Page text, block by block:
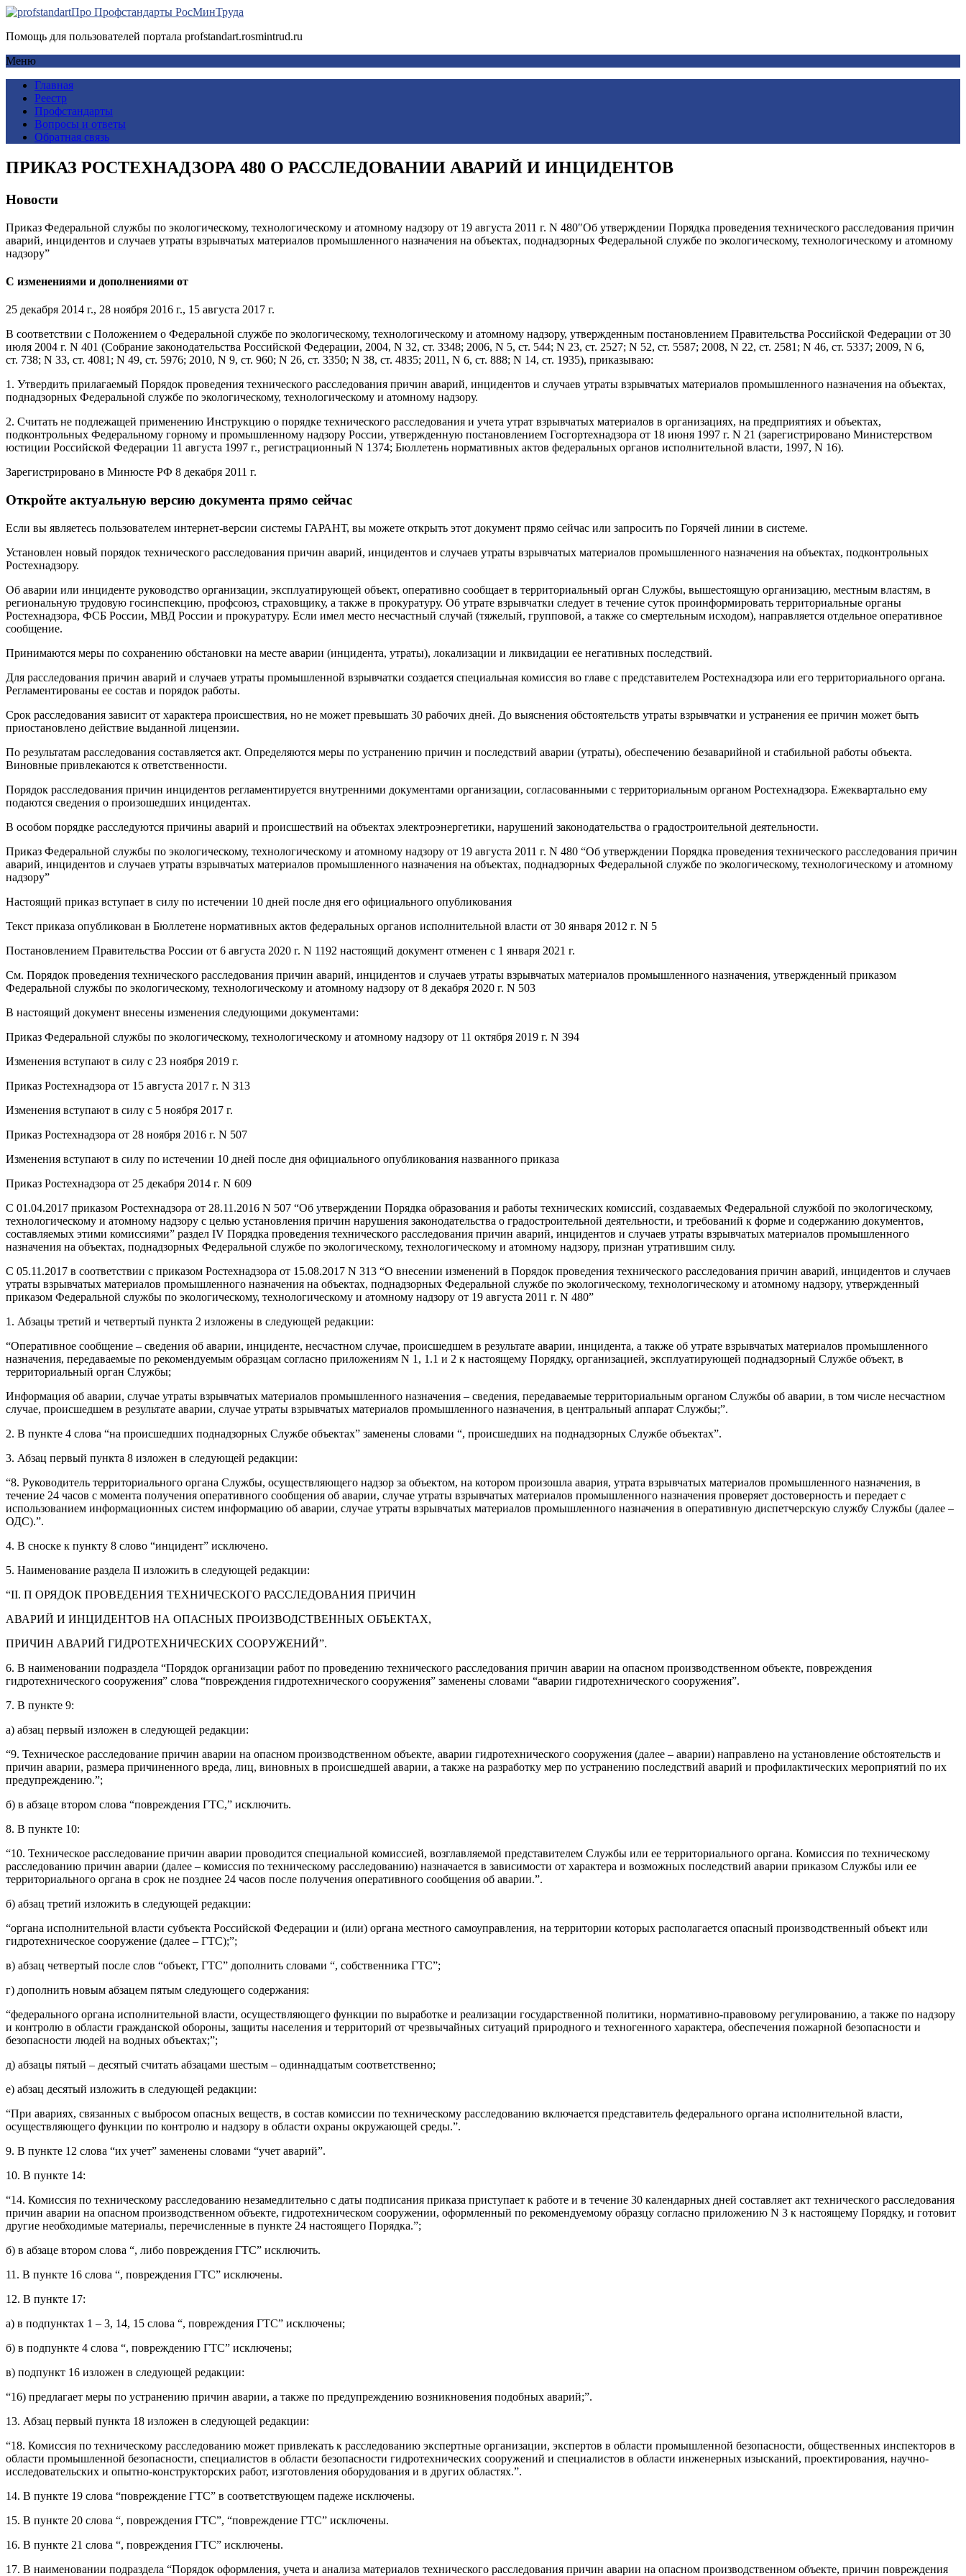
Про Профстандарты РосМинТруда
Помощь для пользователей портала profstandart.rosmintrud.ru
Меню
Главная
Реестр
Профстандарты
Вопросы и ответы
Обратная связь
ПРИКАЗ РОСТЕХНАДЗОРА 480 О РАССЛЕДОВАНИИ АВАРИЙ И ИНЦИДЕНТОВ
Новости
Приказ Федеральной службы по экологическому, технологическому и атомному надзору от 19 августа 2011 г. N 480″Об утверждении Порядка проведения технического расследования причин
аварий, инцидентов и случаев утраты взрывчатых материалов промышленного назначения на объектах, поднадзорных Федеральной службе по экологическому, технологическому и атомному
надзору”
С изменениями и дополнениями от
25 декабря 2014 г., 28 ноября 2016 г., 15 августа 2017 г.
В соответствии с Положением о Федеральной службе по экологическому, технологическому и атомному надзору, утвержденным постановлением Правительства Российской Федерации от 30
июля 2004 г. N 401 (Собрание законодательства Российской Федерации, 2004, N 32, ст. 3348; 2006, N 5, ст. 544; N 23, ст. 2527; N 52, ст. 5587; 2008, N 22, ст. 2581; N 46, ст. 5337; 2009, N 6,
ст. 738; N 33, ст. 4081; N 49, ст. 5976; 2010, N 9, ст. 960; N 26, ст. 3350; N 38, ст. 4835; 2011, N 6, ст. 888; N 14, ст. 1935), приказываю:
1. Утвердить прилагаемый Порядок проведения технического расследования причин аварий, инцидентов и случаев утраты взрывчатых материалов промышленного назначения на объектах,
поднадзорных Федеральной службе по экологическому, технологическому и атомному надзору.
2. Считать не подлежащей применению Инструкцию о порядке технического расследования и учета утрат взрывчатых материалов в организациях, на предприятиях и объектах,
подконтрольных Федеральному горному и промышленному надзору России, утвержденную постановлением Госгортехнадзора от 18 июня 1997 г. N 21 (зарегистрировано Министерством
юстиции Российской Федерации 11 августа 1997 г., регистрационный N 1374; Бюллетень нормативных актов федеральных органов исполнительной власти, 1997, N 16).
Зарегистрировано в Минюсте РФ 8 декабря 2011 г.
Откройте актуальную версию документа прямо сейчас
Если вы являетесь пользователем интернет-версии системы ГАРАНТ, вы можете открыть этот документ прямо сейчас или запросить по Горячей линии в системе.
Установлен новый порядок технического расследования причин аварий, инцидентов и случаев утраты взрывчатых материалов промышленного назначения на объектах, подконтрольных
Ростехнадзору.
Об аварии или инциденте руководство организации, эксплуатирующей объект, оперативно сообщает в территориальный орган Службы, вышестоящую организацию, местным властям, в
региональную трудовую госинспекцию, профсоюз, страховщику, а также в прокуратуру. Об утрате взрывчатки следует в течение суток проинформировать территориальные органы
Ростехнадзора, ФСБ России, МВД России и прокуратуру. Если имел место несчастный случай (тяжелый, групповой, а также со смертельным исходом), направляется отдельное оперативное
сообщение.
Принимаются меры по сохранению обстановки на месте аварии (инцидента, утраты), локализации и ликвидации ее негативных последствий.
Для расследования причин аварий и случаев утраты промышленной взрывчатки создается специальная комиссия во главе с представителем Ростехнадзора или его территориального органа.
Регламентированы ее состав и порядок работы.
Срок расследования зависит от характера происшествия, но не может превышать 30 рабочих дней. До выяснения обстоятельств утраты взрывчатки и устранения ее причин может быть
приостановлено действие выданной лицензии.
По результатам расследования составляется акт. Определяются меры по устранению причин и последствий аварии (утраты), обеспечению безаварийной и стабильной работы объекта.
Виновные привлекаются к ответственности.
Порядок расследования причин инцидентов регламентируется внутренними документами организации, согласованными с территориальным органом Ростехнадзора. Ежеквартально ему
подаются сведения о произошедших инцидентах.
В особом порядке расследуются причины аварий и происшествий на объектах электроэнергетики, нарушений законодательства о градостроительной деятельности.
Приказ Федеральной службы по экологическому, технологическому и атомному надзору от 19 августа 2011 г. N 480 “Об утверждении Порядка проведения технического расследования причин
аварий, инцидентов и случаев утраты взрывчатых материалов промышленного назначения на объектах, поднадзорных Федеральной службе по экологическому, технологическому и атомному
надзору”
Настоящий приказ вступает в силу по истечении 10 дней после дня его официального опубликования
Текст приказа опубликован в Бюллетене нормативных актов федеральных органов исполнительной власти от 30 января 2012 г. N 5
Постановлением Правительства России от 6 августа 2020 г. N 1192 настоящий документ отменен с 1 января 2021 г.
См. Порядок проведения технического расследования причин аварий, инцидентов и случаев утраты взрывчатых материалов промышленного назначения, утвержденный приказом
Федеральной службы по экологическому, технологическому и атомному надзору от 8 декабря 2020 г. N 503
В настоящий документ внесены изменения следующими документами:
Приказ Федеральной службы по экологическому, технологическому и атомному надзору от 11 октября 2019 г. N 394
Изменения вступают в силу с 23 ноября 2019 г.
Приказ Ростехнадзора от 15 августа 2017 г. N 313
Изменения вступают в силу с 5 ноября 2017 г.
Приказ Ростехнадзора от 28 ноября 2016 г. N 507
Изменения вступают в силу по истечении 10 дней после дня официального опубликования названного приказа
Приказ Ростехнадзора от 25 декабря 2014 г. N 609
С 01.04.2017 приказом Ростехнадзора от 28.11.2016 N 507 “Об утверждении Порядка образования и работы технических комиссий, создаваемых Федеральной службой по экологическому,
технологическому и атомному надзору с целью установления причин нарушения законодательства о градостроительной деятельности, и требований к форме и содержанию документов,
составляемых этими комиссиями” раздел IV Порядка проведения технического расследования причин аварий, инцидентов и случаев утраты взрывчатых материалов промышленного
назначения на объектах, поднадзорных Федеральной службе по экологическому, технологическому и атомному надзору, признан утратившим силу.
С 05.11.2017 в соответствии с приказом Ростехнадзора от 15.08.2017 N 313 “О внесении изменений в Порядок проведения технического расследования причин аварий, инцидентов и случаев
утраты взрывчатых материалов промышленного назначения на объектах, поднадзорных Федеральной службе по экологическому, технологическому и атомному надзору, утвержденный
приказом Федеральной службы по экологическому, технологическому и атомному надзору от 19 августа 2011 г. N 480”
1. Абзацы третий и четвертый пункта 2 изложены в следующей редакции:
“Оперативное сообщение – сведения об аварии, инциденте, несчастном случае, происшедшем в результате аварии, инцидента, а также об утрате взрывчатых материалов промышленного
назначения, передаваемые по рекомендуемым образцам согласно приложениям N 1, 1.1 и 2 к настоящему Порядку, организацией, эксплуатирующей поднадзорный Службе объект, в
территориальный орган Службы;
Информация об аварии, случае утраты взрывчатых материалов промышленного назначения – сведения, передаваемые территориальным органом Службы об аварии, в том числе несчастном
случае, происшедшем в результате аварии, случае утраты взрывчатых материалов промышленного назначения, в центральный аппарат Службы;”.
2. В пункте 4 слова “на происшедших поднадзорных Службе объектах” заменены словами “, происшедших на поднадзорных Службе объектах”.
3. Абзац первый пункта 8 изложен в следующей редакции:
“8. Руководитель территориального органа Службы, осуществляющего надзор за объектом, на котором произошла авария, утрата взрывчатых материалов промышленного назначения, в
течение 24 часов с момента получения оперативного сообщения об аварии, случае утраты взрывчатых материалов промышленного назначения проверяет достоверность и передает с
использованием информационных систем информацию об аварии, случае утраты взрывчатых материалов промышленного назначения в оперативную диспетчерскую службу Службы (далее –
ОДС).”.
4. В сноске к пункту 8 слово “инцидент” исключено.
5. Наименование раздела II изложить в следующей редакции:
“II. П ОРЯДОК ПРОВЕДЕНИЯ ТЕХНИЧЕСКОГО РАССЛЕДОВАНИЯ ПРИЧИН
АВАРИЙ И ИНЦИДЕНТОВ НА ОПАСНЫХ ПРОИЗВОДСТВЕННЫХ ОБЪЕКТАХ,
ПРИЧИН АВАРИЙ ГИДРОТЕХНИЧЕСКИХ СООРУЖЕНИЙ”.
6. В наименовании подраздела “Порядок организации работ по проведению технического расследования причин аварии на опасном производственном объекте, повреждения
гидротехнического сооружения” слова “повреждения гидротехнического сооружения” заменены словами “аварии гидротехнического сооружения”.
7. В пункте 9:
а) абзац первый изложен в следующей редакции:
“9. Техническое расследование причин аварии на опасном производственном объекте, аварии гидротехнического сооружения (далее – аварии) направлено на установление обстоятельств и
причин аварии, размера причиненного вреда, лиц, виновных в происшедшей аварии, а также на разработку мер по устранению последствий аварий и профилактических мероприятий по их
предупреждению.”;
б) в абзаце втором слова “повреждения ГТС,” исключить.
8. В пункте 10:
“10. Техническое расследование причин аварии проводится специальной комиссией, возглавляемой представителем Службы или ее территориального органа. Комиссия по техническому
расследованию причин аварии (далее – комиссия по техническому расследованию) назначается в зависимости от характера и возможных последствий аварии приказом Службы или ее
территориального органа в срок не позднее 24 часов после получения оперативного сообщения об аварии.”.
б) абзац третий изложить в следующей редакции:
“органа исполнительной власти субъекта Российской Федерации и (или) органа местного самоуправления, на территории которых располагается опасный производственный объект или
гидротехническое сооружение (далее – ГТС);”;
в) абзац четвертый после слов “объект, ГТС” дополнить словами “, собственника ГТС”;
г) дополнить новым абзацем пятым следующего содержания:
“федерального органа исполнительной власти, осуществляющего функции по выработке и реализации государственной политики, нормативно-правовому регулированию, а также по надзору
и контролю в области гражданской обороны, защиты населения и территорий от чрезвычайных ситуаций природного и техногенного характера, обеспечения пожарной безопасности и
безопасности людей на водных объектах;”;
д) абзацы пятый – десятый считать абзацами шестым – одиннадцатым соответственно;
е) абзац десятый изложить в следующей редакции:
“При авариях, связанных с выбросом опасных веществ, в состав комиссии по техническому расследованию включается представитель федерального органа исполнительной власти,
осуществляющего функции по контролю и надзору в области охраны окружающей среды.”.
9. В пункте 12 слова “их учет” заменены словами “учет аварий”.
10. В пункте 14:
“14. Комиссия по техническому расследованию незамедлительно с даты подписания приказа приступает к работе и в течение 30 календарных дней составляет акт технического расследования
причин аварии на опасном производственном объекте, гидротехническом сооружении, оформленный по рекомендуемому образцу согласно приложению N 3 к настоящему Порядку, и готовит
другие необходимые материалы, перечисленные в пункте 24 настоящего Порядка.”;
б) в абзаце втором слова “, либо повреждения ГТС” исключить.
11. В пункте 16 слова “, повреждения ГТС” исключены.
12. В пункте 17:
а) в подпунктах 1 – 3, 14, 15 слова “, повреждения ГТС” исключены;
б) в подпункте 4 слова “, повреждению ГТС” исключены;
в) подпункт 16 изложен в следующей редакции:
“16) предлагает меры по устранению причин аварии, а также по предупреждению возникновения подобных аварий;”.
13. Абзац первый пункта 18 изложен в следующей редакции:
“18. Комиссия по техническому расследованию может привлекать к расследованию экспертные организации, экспертов в области промышленной безопасности, общественных инспекторов в
области промышленной безопасности, специалистов в области безопасности гидротехнических сооружений и специалистов в области инженерных изысканий, проектирования, научно-
исследовательских и опытно-конструкторских работ, изготовления оборудования и в других областях.”.
14. В пункте 19 слова “повреждение ГТС” в соответствующем падеже исключены.
15. В пункте 20 слова “, повреждения ГТС”, “повреждение ГТС” исключены.
16. В пункте 21 слова “, повреждения ГТС” исключены.
17. В наименовании подраздела “Порядок оформления, учета и анализа материалов технического расследования причин аварии на опасном производственном объекте, причин повреждения